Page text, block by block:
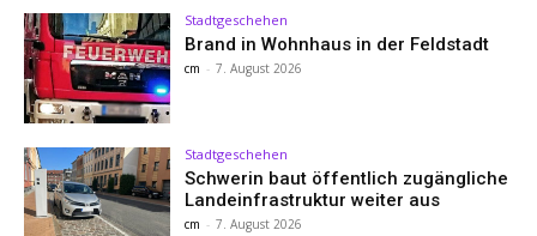
Stadtgeschehen
Brand in Wohnhaus in der Feldstadt
cm - 7. August 2026
Stadtgeschehen
Schwerin baut öffentlich zugängliche
Landeinfrastruktur weiter aus
cm - 7. August 2026